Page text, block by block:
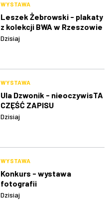
WYSTAWA
Leszek Żebrowski - plakaty
z kolekcji BWA w Rzeszowie
Dzisiaj
WYSTAWA
Ula Dzwonik - nieoczywisTA
CZĘŚĆ ZAPISU
Dzisiaj
WYSTAWA
Konkurs - wystawa
fotografii
Dzisiaj